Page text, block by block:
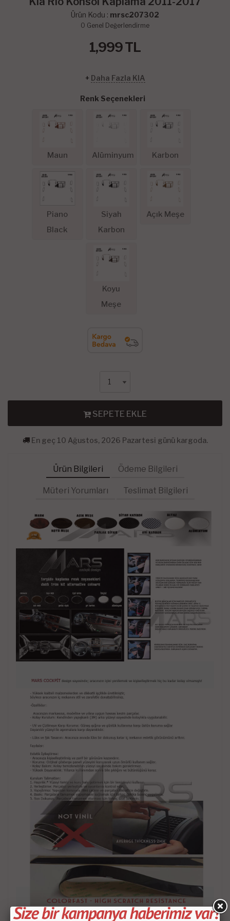
Ürün Kodu : mrsc207302
0 Genel Değerlendirme
1,999TL
+ Daha Fazla KIA
Renk Seçenekleri
Maun Alüminyum Karbon
Piano
Black
Siyah
Karbon
Açık Meşe
Koyu
Meşe
SEPETE EKLE
En geç 10 Ağustos, 2026 Pazartesi günü kargoda.
Ürün Bilgileri Ödeme Bilgileri
Müteri Yorumları Teslimat Bilgileri